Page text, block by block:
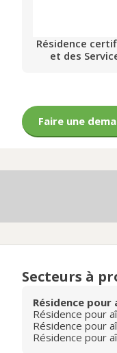
Résidence
et des
Faire une
Secteurs à
Résidence
Résidence pour
Résidence pour
Résidence pour